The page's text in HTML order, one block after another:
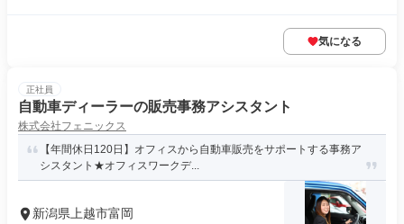
気になる
正社員
自動車ディーラーの販売事務アシスタント
株式会社フェニックス
【年間休日120日】オフィスから自動車販売をサポートする事務ア
シスタント★オフィスワークデ...
新潟県上越市富岡